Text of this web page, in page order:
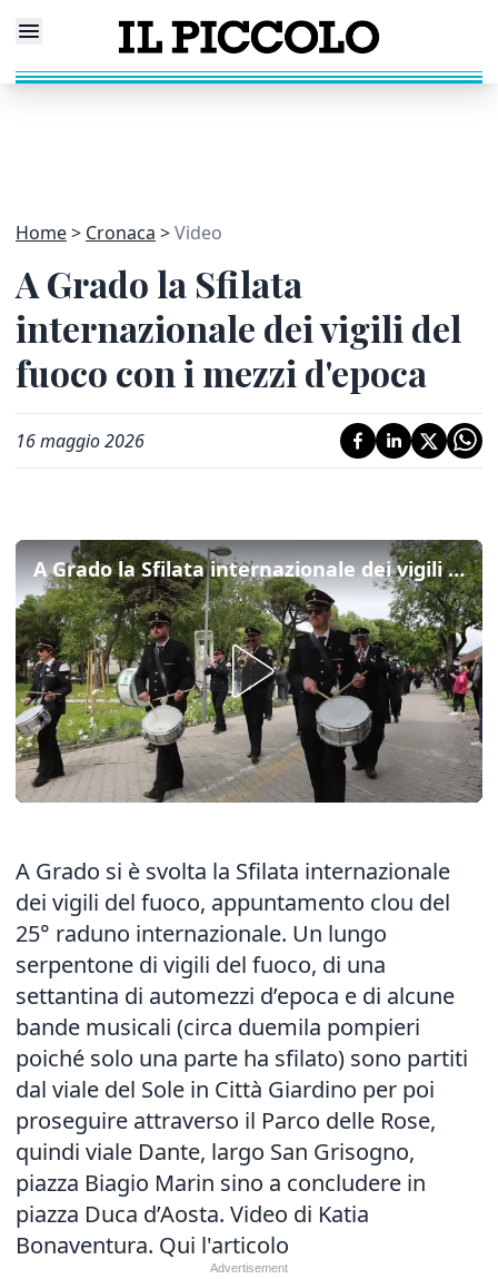
Home Cronaca Video
A Grado la Sfilata
internazionale dei vigili del
fuoco con i mezzi d'epoca
16 maggio 2026
A Grado la Sfilata internazionale dei vigili del fuoco con i mezzi d'epoca
A Grado si è svolta la Sfilata internazionale
dei vigili del fuoco, appuntamento clou del
25° raduno internazionale. Un lungo
serpentone di vigili del fuoco, di una
settantina di automezzi d’epoca e di alcune
bande musicali (circa duemila pompieri
poiché solo una parte ha sfilato) sono partiti
dal viale del Sole in Città Giardino per poi
proseguire attraverso il Parco delle Rose,
quindi viale Dante, largo San Grisogno,
piazza Biagio Marin sino a concludere in
piazza Duca d’Aosta. Video di Katia
Bonaventura. Qui l'articolo